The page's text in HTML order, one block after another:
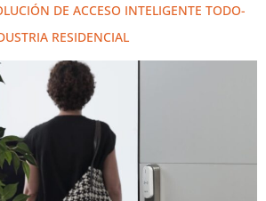
DE ACCESO INTELIGENTE TODO-
RESIDENCIAL